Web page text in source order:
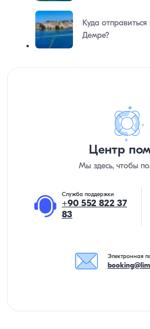
Куда
Демре?
Центр
Мы здесь, чтобы
Служба поддержки
+90 552 822 37
83
Электронная